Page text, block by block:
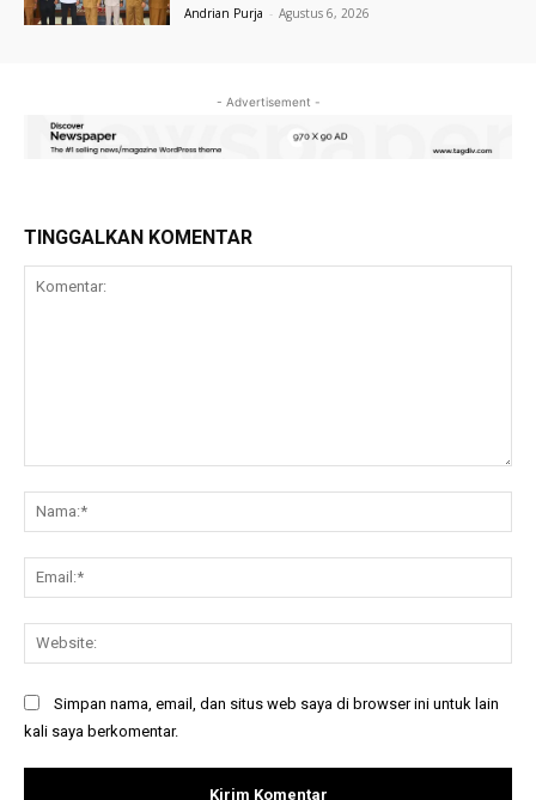
Andrian Purja - Agustus 6, 2026
- Advertisement -
TINGGALKAN KOMENTAR
Simpan nama, email, dan situs web saya di browser ini untuk lain
kali saya berkomentar.